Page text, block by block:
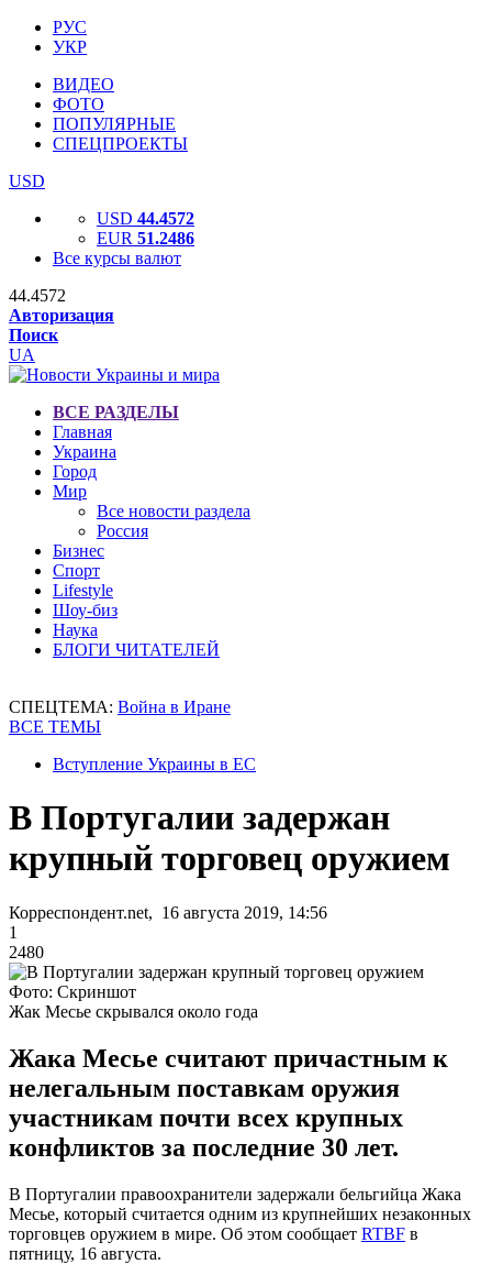
РУС
УКР
ВИДЕО
ФОТО
ПОПУЛЯРНЫЕ
СПЕЦПРОЕКТЫ
USD
USD 44.4572
EUR 51.2486
Все курсы валют
44.4572
Авторизация
Поиск
UA
ВСЕ РАЗДЕЛЫ
Главная
Украина
Город
Мир
Все новости раздела
Россия
Бизнес
Спорт
Lifestyle
Шоу-биз
Наука
БЛОГИ ЧИТАТЕЛЕЙ
СПЕЦТЕМА: Война в Иране
ВСЕ ТЕМЫ
Вступление Украины в ЕС
В Португалии задержан
крупный торговец оружием
Корреспондент.net, 16 августа 2019, 14:56
1
2480
Фото: Скриншот
Жак Месье скрывался около года
Жака Месье считают причастным к
нелегальным поставкам оружия
участникам почти всех крупных
конфликтов за последние 30 лет.
В Португалии правоохранители задержали бельгийца Жака
Месье, который считается одним из крупнейших незаконных
торговцев оружием в мире. Об этом сообщает RTBF в
пятницу, 16 августа.